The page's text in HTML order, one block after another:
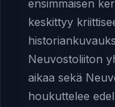
ensimmäisen
keskittyy
Neuvostoliiton
aikaa sekä
houkuttelee